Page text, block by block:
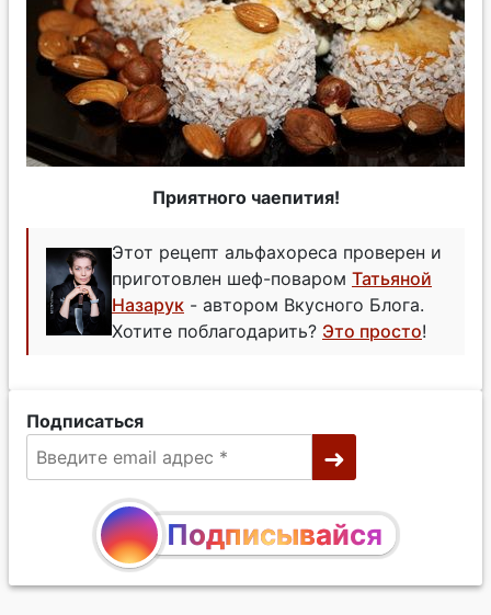
Приятного чаепития!
Этот рецепт альфахореса проверен и
приготовлен шеф-поваром Татьяной
Назарук - автором Вкусного Блога.
Хотите поблагодарить? Это просто!
Подписаться
Подписывайся